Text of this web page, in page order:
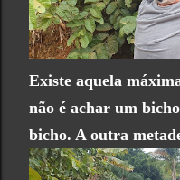
Existe aquela
não é achar um
bicho. A outra